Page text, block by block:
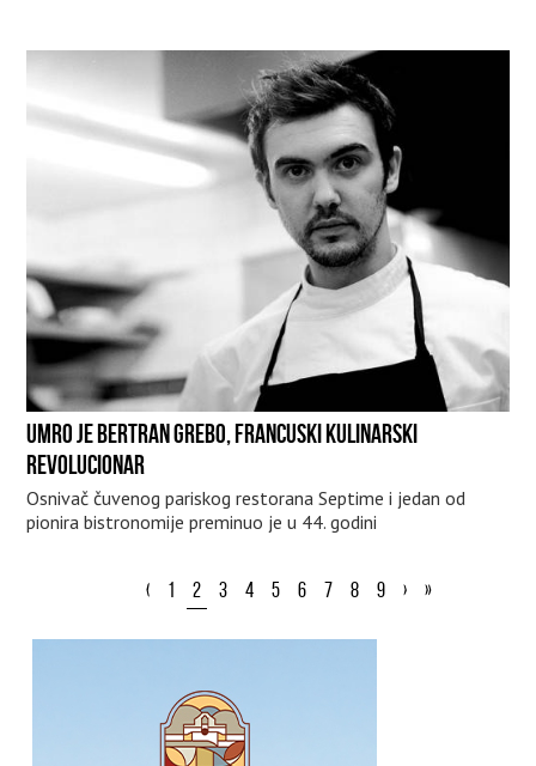
UMRO JE BERTRAN GREBO, FRANCUSKI KULINARSKI
REVOLUCIONAR
Osnivač čuvenog pariskog restorana Septime i jedan od
pionira bistronomije preminuo je u 44. godini
‹ 1 2 3 4 5 6 7 8 9 › »